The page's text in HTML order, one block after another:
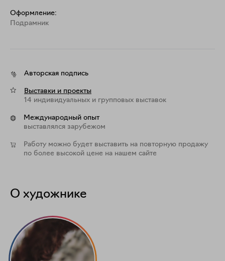
Оформление:
Подрамник
Авторская подпись
Выставки и проекты
14 индивидуальных и групповых выставок
Международный опыт
выставлялся зарубежом
Работу можно будет выставить на повторную продажу
по более высокой цене на нашем сайте
О художнике